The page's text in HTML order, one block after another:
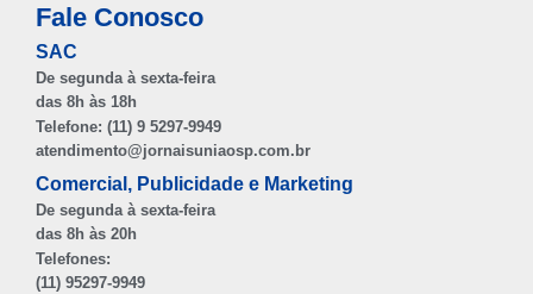
Fale Conosco
SAC
De segunda à sexta-feira
das 8h às 18h
Telefone: (11) 9 5297-9949
atendimento@jornaisuniaosp.com.br
Comercial, Publicidade e Marketing
De segunda à sexta-feira
das 8h às 20h
Telefones:
(11) 95297-9949